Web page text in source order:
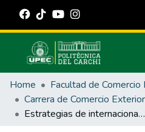
Communities & Collections
All of DSpace
Statistics
Home
Carrera de Comercio Exterior
Estrategias de internacionalización de larva de camarón de la empresa “Lardema” ubicada en el cantón Manta, Provincia de Manabí y la diversificación de mercados